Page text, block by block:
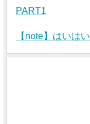
PART1
【note】はいは